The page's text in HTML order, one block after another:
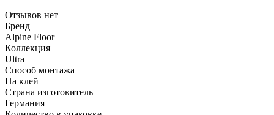
Отзывов нет
Бренд
Alpine Floor
Коллекция
Ultra
Способ монтажа
На клей
Страна изготовитель
Германия